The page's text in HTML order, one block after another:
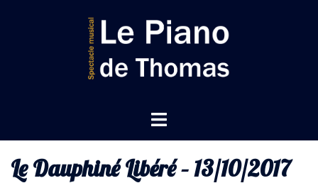
Le Dauphiné Libéré – 13/10/2017